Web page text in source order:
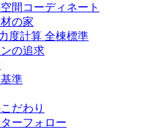
間コーディネート
の家
度計算 全棟標準
の追求
準
だわり
ーフォロー